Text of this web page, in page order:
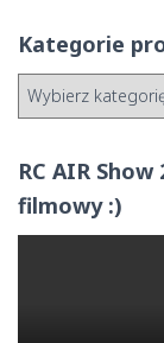
Kategorie
RC AIR
filmowy :)